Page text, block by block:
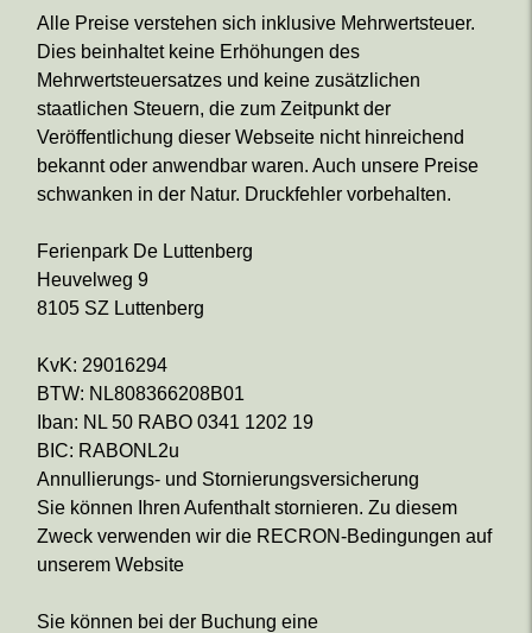
Alle Preise verstehen sich inklusive Mehrwertsteuer.
Dies beinhaltet keine Erhöhungen des
Mehrwertsteuersatzes und keine zusätzlichen
staatlichen Steuern, die zum Zeitpunkt der
Veröffentlichung dieser Webseite nicht hinreichend
bekannt oder anwendbar waren. Auch unsere Preise
schwanken in der Natur. Druckfehler vorbehalten.
Ferienpark De Luttenberg
Heuvelweg 9
8105 SZ Luttenberg
KvK: 29016294
BTW: NL808366208B01
Iban: NL 50 RABO 0341 1202 19
BIC: RABONL2u
Annullierungs- und Stornierungsversicherung
Sie können Ihren Aufenthalt stornieren. Zu diesem
Zweck verwenden wir die RECRON-Bedingungen auf
unserem Website
Sie können bei der Buchung eine